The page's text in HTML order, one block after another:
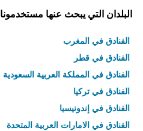
البلدان التي يبحث عنها مستخدمونا
الفنادق في المغرب
الفنادق في قطر
الفنادق في المملكة العربية السعودية
الفنادق في تركيا
الفنادق في إندونيسيا
الفنادق في الامارات العربية المتحدة